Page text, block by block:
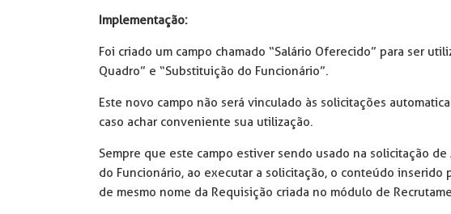
Implementação:
Foi criado um campo chamado “Salário Oferecido” para ser
Quadro” e “Substituição do Funcionário”.
Este novo campo não será vinculado às solicitações
caso achar conveniente sua utilização.
Sempre que este campo estiver sendo usado na solicitação
do Funcionário, ao executar a solicitação, o conteúdo inserido
de mesmo nome da Requisição criada no módulo de